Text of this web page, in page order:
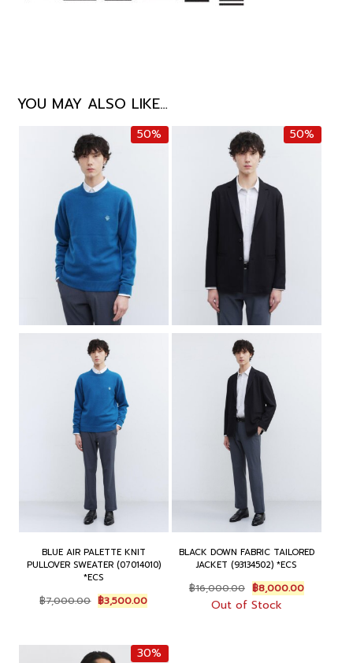
YOU MAY ALSO LIKE…
50%
BLUE AIR PALETTE KNIT
PULLOVER SWEATER (07014010)
*ECS
฿7,000.00 Original
price
฿3,500.00Current
price
50%
BLACK DOWN FABRIC TAILORED
JACKET (93134502) *ECS
฿16,000.00 Original
price
was:
฿8,000.00Current
price
Out of Stock
30%